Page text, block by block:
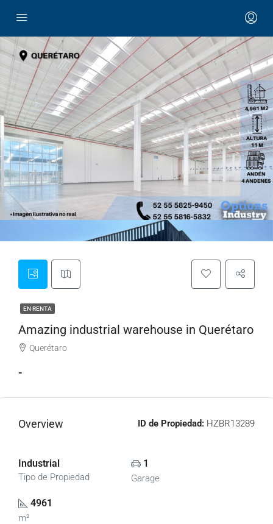
EN RENTA
Amazing industrial warehouse in Querétaro
Querétaro
-
Overview ID de Propiedad: HZBR13289
Industrial
Tipo de Propiedad
1
Garage
4961
m²